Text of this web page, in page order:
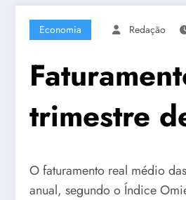
Economia Redação
trimestre
O faturamento real médio
anual, segundo o Índice